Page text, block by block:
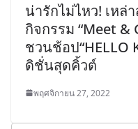
น่ารักไม่ไหว! เหล่
กิจกรรม “Meet &
ชวนช้อป“HELLO
ดิชั่นสุดคิ้วต์
พฤศจิกายน 27, 2022